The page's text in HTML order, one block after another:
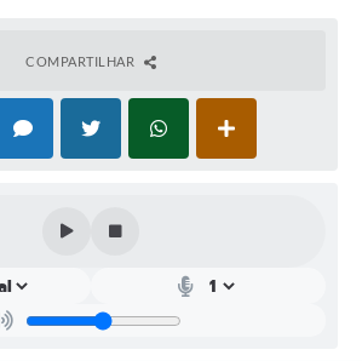
COMPARTILHAR